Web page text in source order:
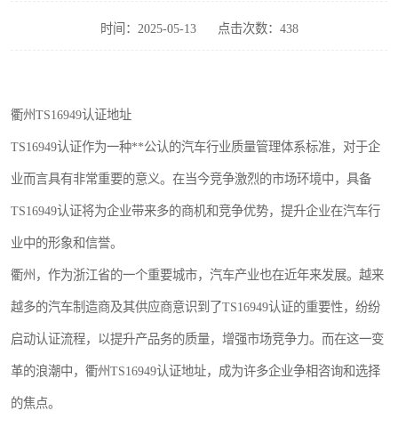
时间：2025-05-13 点击次数：438
衢州TS16949认证地址
TS16949认证作为一种**公认的汽车行业质量管理体系标准，对于企
业而言具有非常重要的意义。在当今竞争激烈的市场环境中，具备
TS16949认证将为企业带来多的商机和竞争优势，提升企业在汽车行
业中的形象和信誉。
衢州，作为浙江省的一个重要城市，汽车产业也在近年来发展。越来
越多的汽车制造商及其供应商意识到了TS16949认证的重要性，纷纷
启动认证流程，以提升产品务的质量，增强市场竞争力。而在这一变
革的浪潮中，衢州TS16949认证地址，成为许多企业争相咨询和选择
的焦点。